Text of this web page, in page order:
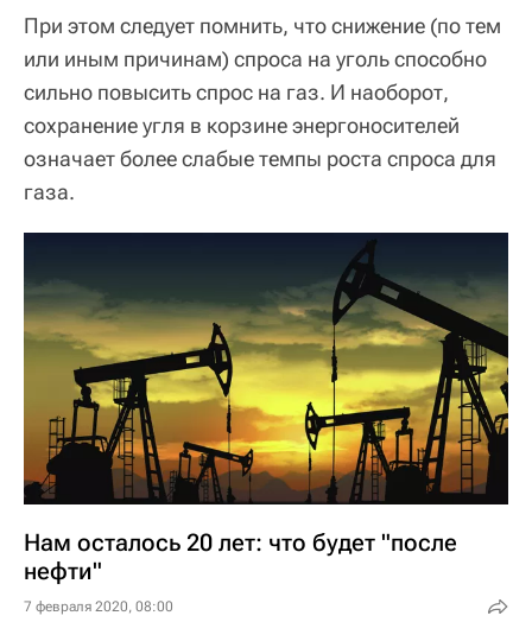
При этом следует помнить, что снижение (по тем
или иным причинам) спроса на уголь способно
сильно повысить спрос на газ. И наоборот,
сохранение угля в корзине энергоносителей
означает более слабые темпы роста спроса для
газа.
Нам осталось 20 лет: что будет "после
нефти"
7 февраля 2020, 08:00